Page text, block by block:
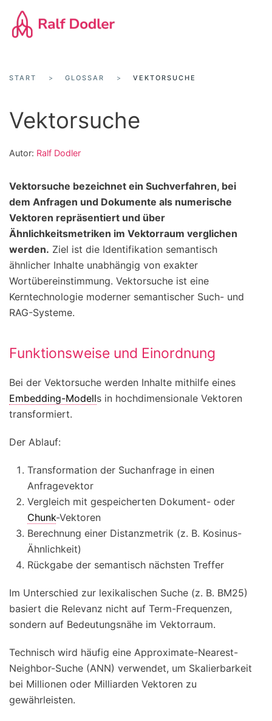
Zum
START GLOSSAR VEKTORSUCHE
Vektorsuche
Autor: Ralf Dodler
Vektorsuche bezeichnet ein Suchverfahren, bei
dem Anfragen und Dokumente als numerische
Vektoren repräsentiert und über
Ähnlichkeitsmetriken im Vektorraum verglichen
werden. Ziel ist die Identifikation semantisch
ähnlicher Inhalte unabhängig von exakter
Wortübereinstimmung. Vektorsuche ist eine
Kerntechnologie moderner semantischer Such- und
RAG-Systeme.
Funktionsweise und Einordnung
Bei der Vektorsuche werden Inhalte mithilfe eines
Embedding-Modells in hochdimensionale Vektoren
transformiert.
Der Ablauf:
Transformation der Suchanfrage in einen
Anfragevektor
Vergleich mit gespeicherten Dokument- oder
Chunk-Vektoren
Berechnung einer Distanzmetrik (z. B. Kosinus-
Ähnlichkeit)
Rückgabe der semantisch nächsten Treffer
Im Unterschied zur lexikalischen Suche (z. B. BM25)
basiert die Relevanz nicht auf Term-Frequenzen,
sondern auf Bedeutungsnähe im Vektorraum.
Technisch wird häufig eine Approximate-Nearest-
Neighbor-Suche (ANN) verwendet, um Skalierbarkeit
bei Millionen oder Milliarden Vektoren zu
gewährleisten.